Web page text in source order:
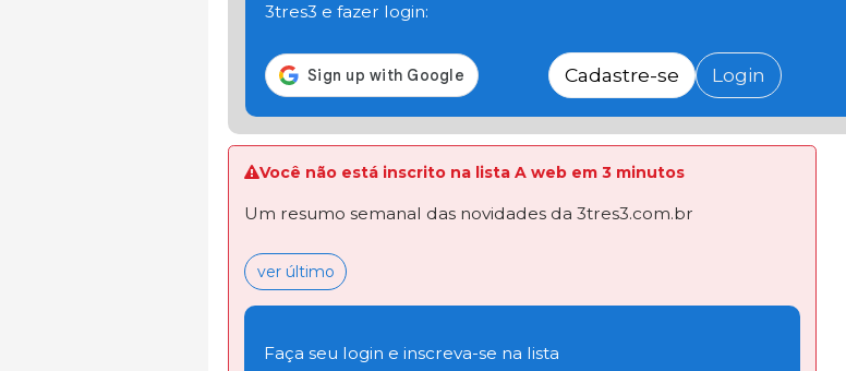
3tres3 e fazer login:
Cadastre-se Login
Você não está inscrito na lista A web em 3 minutos
Um resumo semanal das novidades da 3tres3.com.br
ver último
Faça seu login e inscreva-se na lista